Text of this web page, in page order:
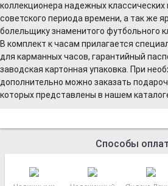
коллекционера надежных классических
советского периода времени, а так же
болельщику знаменитого футбольного
В комплект к часам прилагается
для карманных часов, гарантийный
заводская картонная упаковка. При
дополнительно можно заказать
которых представлены в нашем
Способы